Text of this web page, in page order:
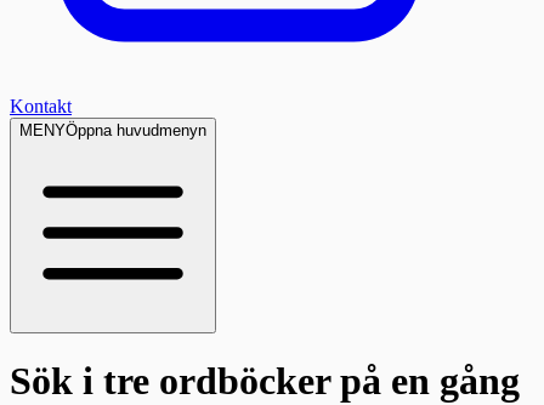
Kontakt
MENYÖppna huvudmenyn
Sök i tre ordböckerpå en gång